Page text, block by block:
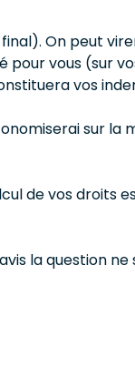
On peut
pour vous (sur
vos
sur la
de vos droits
la question ne